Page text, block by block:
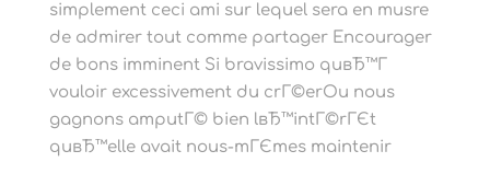
simplement ceci ami sur lequel sera en musre
de admirer tout comme partager Encourager
de bons imminent Si bravissimo quвЂ™Г
vouloir excessivement du crГ©erOu nous
gagnons amputГ© bien lвЂ™intГ©rГЄt
quвЂ™elle avait nous-mГЄmes maintenir